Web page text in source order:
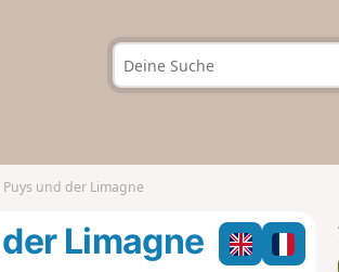
und der Limagne
Limagne